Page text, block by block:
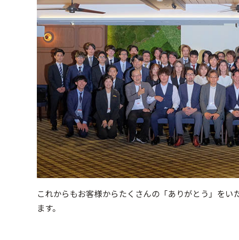
これからもお客様からたくさんの「ありがとう」を
ます。